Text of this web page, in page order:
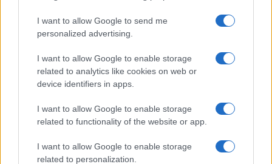
I want to allow Google to send me
personalized advertising.
I want to allow Google to enable storage
related to analytics like cookies on web or
device identifiers in apps.
I want to allow Google to enable storage
related to functionality of the website or app.
I want to allow Google to enable storage
related to personalization.
Condividi l'articolo
F
a
ce
b
o
o
T
w
it
te
r
Pi
n
te
re
st
W
h
at
s
A
p
S
h
a
re
Articolo precedente
Prossimo articolo